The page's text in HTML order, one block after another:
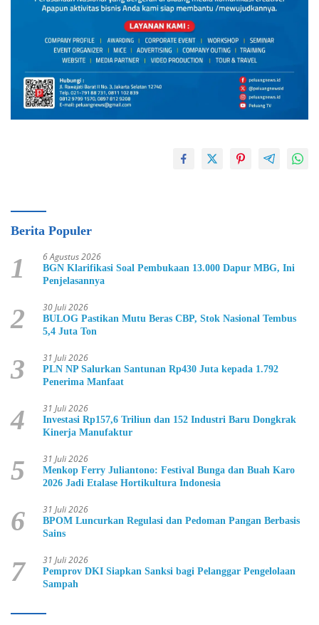
Berita Populer
1 6 Agustus 2026
BGN Klarifikasi Soal Pembukaan 13.000 Dapur MBG, Ini
Penjelasannya
2 30 Juli 2026
BULOG Pastikan Mutu Beras CBP, Stok Nasional Tembus
5,4 Juta Ton
3 31 Juli 2026
PLN NP Salurkan Santunan Rp430 Juta kepada 1.792
Penerima Manfaat
4 31 Juli 2026
Investasi Rp157,6 Triliun dan 152 Industri Baru Dongkrak
Kinerja Manufaktur
5 31 Juli 2026
Menkop Ferry Juliantono: Festival Bunga dan Buah Karo
2026 Jadi Etalase Hortikultura Indonesia
6 31 Juli 2026
BPOM Luncurkan Regulasi dan Pedoman Pangan Berbasis
Sains
7 31 Juli 2026
Pemprov DKI Siapkan Sanksi bagi Pelanggar Pengelolaan
Sampah